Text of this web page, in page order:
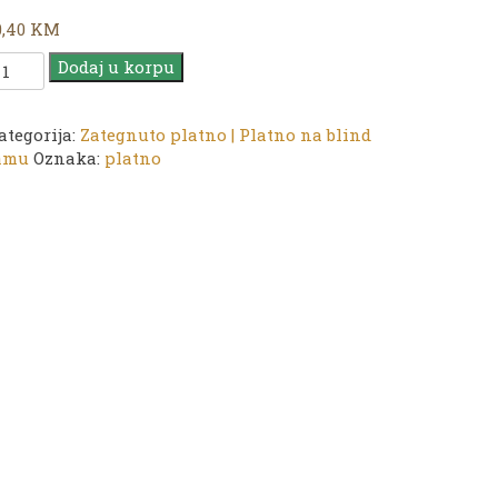
KM
Dodaj u korpu
Zategnuto platno | Platno na blind
Oznaka: platno